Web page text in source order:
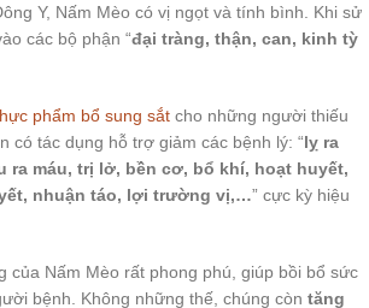
Y, Nấm Mèo có vị ngọt và tính bình. Khi sử
các bộ phận “đại tràng, thận, can, kinh tỳ
phẩm bổ sung sắt cho những người thiếu
có tác dụng hỗ trợ giảm các bệnh lý: “lỵ ra
ra máu, trị lở, bền cơ, bổ khí, hoạt huyết,
nhuận táo, lợi trường vị,…” cực kỳ hiệu
của Nấm Mèo rất phong phú, giúp bồi bổ sức
bệnh. Không những thế, chúng còn tăng